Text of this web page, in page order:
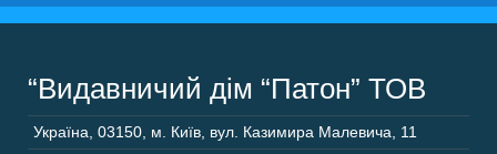
“Видавничий дім “Патон” ТОВ
Україна 03150 м. Київ, вул. Казимира Малевича, 11